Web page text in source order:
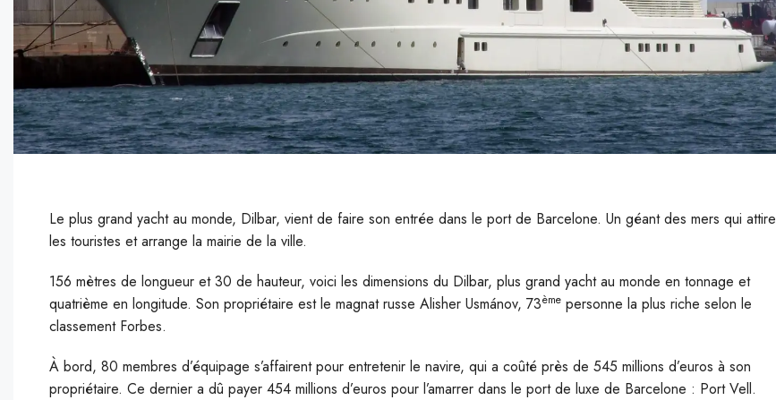
Le plus grand yacht au monde, Dilbar, vient de faire son entrée dans le port de Barcelone. Un géant des mers qui attire
les touristes et arrange la mairie de la ville.
156 mètres de longueur et 30 de hauteur, voici les dimensions du Dilbar, plus grand yacht au monde en tonnage et
quatrième en longitude. Son propriétaire est le magnat russe Alisher Usmánov, 73ème personne la plus riche selon le
classement Forbes.
À bord, 80 membres d’équipage s’affairent pour entretenir le navire, qui a coûté près de 545 millions d’euros à son
propriétaire. Ce dernier a dû payer 454 millions d’euros pour l’amarrer dans le port de luxe de Barcelone : Port Vell.